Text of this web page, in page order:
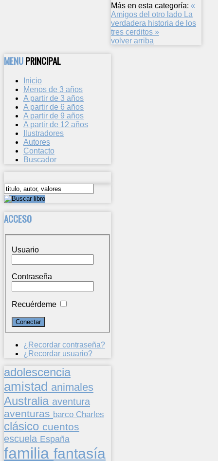
Más en esta categoría: «
Amigos del otro lado La
verdadera historia de los
tres cerditos »
volver arriba
MENUPRINCIPAL
Inicio
Menos de 3 años
A partir de 3 años
A partir de 6 años
A partir de 9 años
A partir de 12 años
Ilustradores
Autores
Contacto
Buscador
ACCESO
Usuario
Contraseña
Recuérdeme
¿Recordar contraseña?
¿Recordar usuario?
adolescencia
amistad animales
Australia aventura
aventuras barco Charles
clásico cuentos
escuela España
familia fantasía